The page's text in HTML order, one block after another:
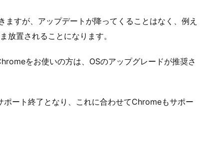
すが、アップデートが降ってくることはなく、例え
放置されることになります。
をお使いの方は、OSのアップグレードが推奨さ
ート終了となり、これに合わせてChromeもサポー